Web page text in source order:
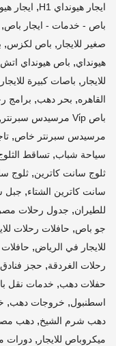
ايجار هيونداي H1 , ايجار
باص - خدمات - ايجار باص,
صغير للايجار , باص لكزس,
هيونداي, باص هيونداي اتش
للايجار , باصات كبيرة للايجار
القاهره, بحر دهب, برامج
باص Vi̇p مرسيدس سبرنتر
,
مرسيدس سبرنتر خاص,
سياحة شباب, تساقط
ثلوج سانت كاترين, ثلوج
سانت كاترين الشتاء, جبل
للطيران, جدول رحلات
جو باص, حافلات رحلات
للايجار في الرياض,
رحلات الغردقة, حجز فنادق
حفلات دهب, خدمات نقل
اسطنبول, خروجات دهب,
دهب شرم الشيخ, دهب
ميكروباص للايجار , دورات